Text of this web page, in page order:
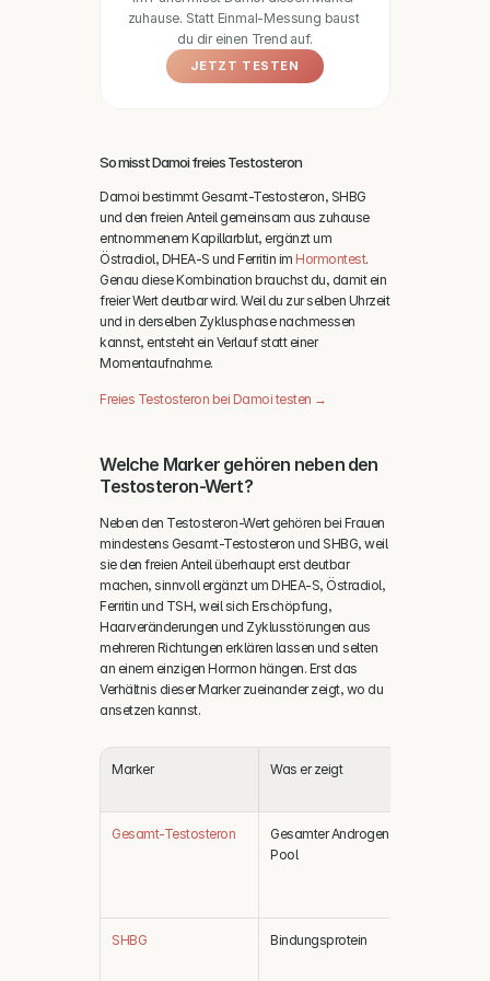
zuhause. Statt Einmal-Messung baust
du dir einen Trend auf.
JETZT TESTEN
So misst Damoi freies Testosteron
Damoi bestimmt Gesamt-Testosteron, SHBG
und den freien Anteil gemeinsam aus zuhause
entnommenem Kapillarblut, ergänzt um
Östradiol, DHEA-S und Ferritin im Hormontest.
Genau diese Kombination brauchst du, damit ein
freier Wert deutbar wird. Weil du zur selben Uhrzeit
und in derselben Zyklusphase nachmessen
kannst, entsteht ein Verlauf statt einer
Momentaufnahme.
Freies Testosteron bei Damoi testen →
Welche Marker gehören neben den
Testosteron-Wert?
Neben den Testosteron-Wert gehören bei Frauen
mindestens Gesamt-Testosteron und SHBG, weil
sie den freien Anteil überhaupt erst deutbar
machen, sinnvoll ergänzt um DHEA-S, Östradiol,
Ferritin und TSH, weil sich Erschöpfung,
Haarveränderungen und Zyklusstörungen aus
mehreren Richtungen erklären lassen und selten
an einem einzigen Hormon hängen. Erst das
Verhältnis dieser Marker zueinander zeigt, wo du
ansetzen kannst.
Marker Was er zeigt
Gesamt-Testosteron
Gesamter Androgen-
Pool
SHBG Bindungsprotein